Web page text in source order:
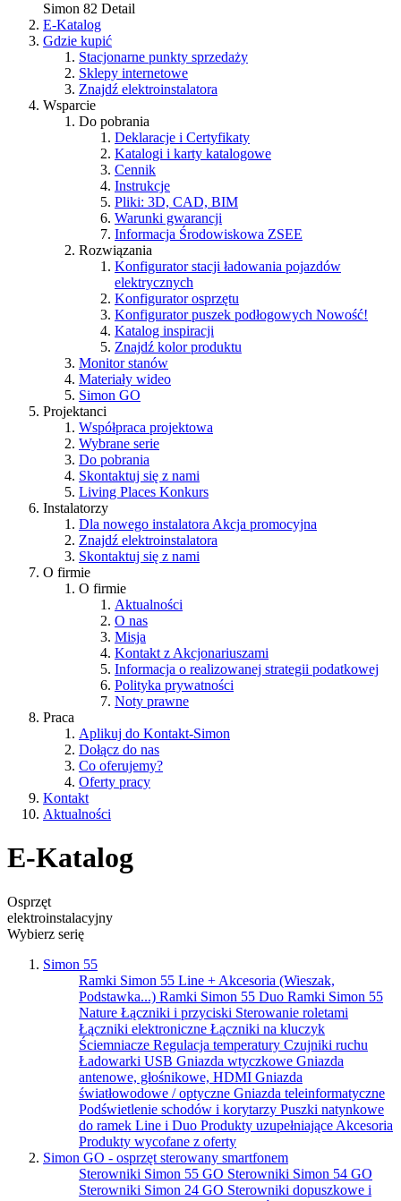
Simon 82 Detail
E-Katalog
Gdzie kupić
Stacjonarne punkty sprzedaży
Sklepy internetowe
Znajdź elektroinstalatora
Wsparcie
Do pobrania
Deklaracje i Certyfikaty
Katalogi i karty katalogowe
Cennik
Instrukcje
Pliki: 3D, CAD, BIM
Warunki gwarancji
Informacja Środowiskowa ZSEE
Rozwiązania
Konfigurator stacji ładowania pojazdów
elektrycznych
Konfigurator osprzętu
Konfigurator puszek podłogowych Nowość!
Katalog inspiracji
Znajdź kolor produktu
Monitor stanów
Materiały wideo
Simon GO
Projektanci
Współpraca projektowa
Wybrane serie
Do pobrania
Skontaktuj się z nami
Living Places Konkurs
Instalatorzy
Dla nowego instalatora Akcja promocyjna
Znajdź elektroinstalatora
Skontaktuj się z nami
O firmie
O firmie
Aktualności
O nas
Misja
Kontakt z Akcjonariuszami
Informacja o realizowanej strategii podatkowej
Polityka prywatności
Noty prawne
Praca
Aplikuj do Kontakt-Simon
Dołącz do nas
Co oferujemy?
Oferty pracy
Kontakt
Aktualności
E-Katalog
Osprzęt
elektroinstalacyjny
Wybierz serię
Simon 55
Ramki Simon 55 Line + Akcesoria (Wieszak,
Podstawka...) Ramki Simon 55 Duo Ramki Simon 55
Nature Łączniki i przyciski Sterowanie roletami
Łączniki elektroniczne Łączniki na kluczyk
Ściemniacze Regulacja temperatury Czujniki ruchu
Ładowarki USB Gniazda wtyczkowe Gniazda
antenowe, głośnikowe, HDMI Gniazda
światłowodowe / optyczne Gniazda teleinformatyczne
Podświetlenie schodów i korytarzy Puszki natynkowe
do ramek Line i Duo Produkty uzupełniające Akcesoria
Produkty wycofane z oferty
Simon GO - osprzęt sterowany smartfonem
Sterowniki Simon 55 GO Sterowniki Simon 54 GO
Sterowniki Simon 24 GO Sterowniki dopuszkowe i